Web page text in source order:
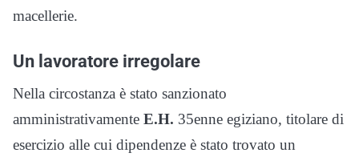
macellerie.
Un lavoratore irregolare
Nella circostanza è stato sanzionato
amministrativamente E.H. 35enne egiziano, titolare di
esercizio alle cui dipendenze è stato trovato un